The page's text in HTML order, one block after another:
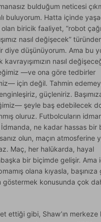
bulduğum neticesi
buluyorum. Hatta içinde
biricik faaliyet, “robot
nasıl değişecek”
diye düşünüyorum. Ama bu
nasıl
—ve ona göre tedbirler
için değil. Tahmin
güçleniriz.
şeyle baş edebilecek
oluruz. Futbolcuların
ne kadar hassas bir
olun, maçın atmosferine
Maç, her halükarda, hayal
bir biçimde gelişir. Ama
olana kıyasla,
göstermek konusunda çok
ettiği gibi, Shaw’ın